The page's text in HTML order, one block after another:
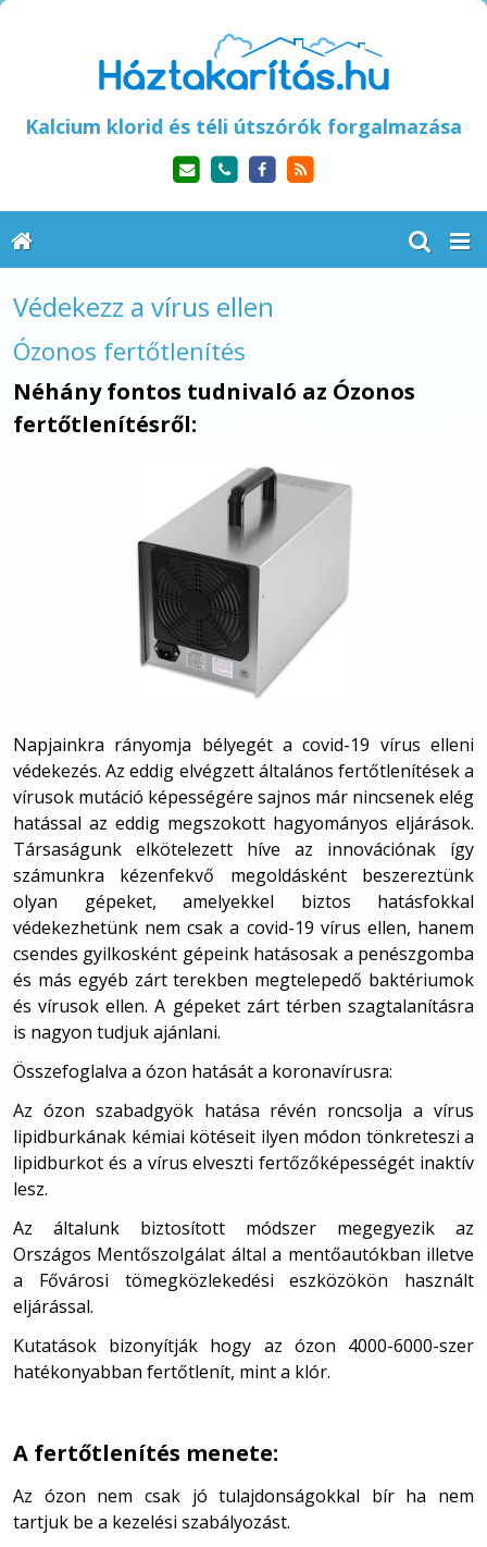
Kalcium klorid és téli útszórók forgalmazása
Védekezz a vírus ellen
Ózonos fertőtlenítés
Néhány fontos tudnivaló az Ózonos
fertőtlenítésről:
Napjainkra rányomja bélyegét a covid-19 vírus elleni
védekezés. Az eddig elvégzett általános fertőtlenítések a
vírusok mutáció képességére sajnos már nincsenek elég
hatással az eddig megszokott hagyományos eljárások.
Társaságunk elkötelezett híve az innovációnak így
számunkra kézenfekvő megoldásként beszereztünk
olyan gépeket, amelyekkel biztos hatásfokkal
védekezhetünk nem csak a covid-19 vírus ellen, hanem
csendes gyilkosként gépeink hatásosak a penészgomba
és más egyéb zárt terekben megtelepedő baktériumok
és vírusok ellen. A gépeket zárt térben szagtalanításra
is nagyon tudjuk ajánlani.
Összefoglalva a ózon hatását a koronavírusra:
Az ózon szabadgyök hatása révén roncsolja a vírus
lipidburkának kémiai kötéseit ilyen módon tönkreteszi a
lipidburkot és a vírus elveszti fertőzőképességét inaktív
lesz.
Az általunk biztosított módszer megegyezik az
Országos Mentőszolgálat által a mentőautókban illetve
a Fővárosi tömegközlekedési eszközökön használt
eljárással.
Kutatások bizonyítják hogy az ózon 4000-6000-szer
hatékonyabban fertőtlenít, mint a klór.
A fertőtlenítés menete:
Az ózon nem csak jó tulajdonságokkal bír ha nem
tartjuk be a kezelési szabályozást.